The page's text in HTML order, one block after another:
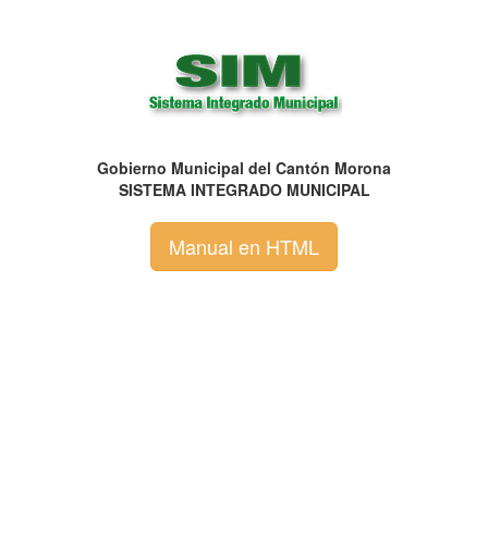
Gobierno Municipal del Cantón Morona
SISTEMA INTEGRADO MUNICIPAL
Manual en HTML